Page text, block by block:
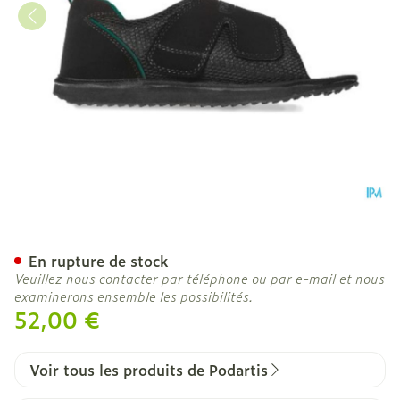
52,00 €
En rupture de stock
Veuillez nous contacter par téléphone ou par e-mail et nous
examinerons ensemble les possibilités.
Voir tous les produits de Podartis